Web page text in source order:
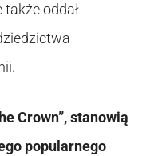
oddał
Crown”, stanowią
popularnego